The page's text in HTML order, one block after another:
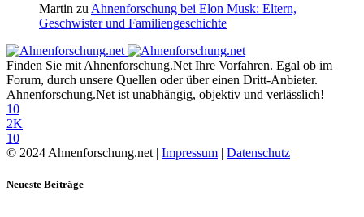
Martin zu Ahnenforschung bei Elon Musk: Eltern,
Geschwister und Familiengeschichte
Finden Sie mit Ahnenforschung.Net Ihre Vorfahren. Egal ob im
Forum, durch unsere Quellen oder über einen Dritt-Anbieter.
Ahnenforschung.Net ist unabhängig, objektiv und verlässlich!
10
2K
10
© 2024 Ahnenforschung.net | Impressum | Datenschutz
Neueste Beiträge